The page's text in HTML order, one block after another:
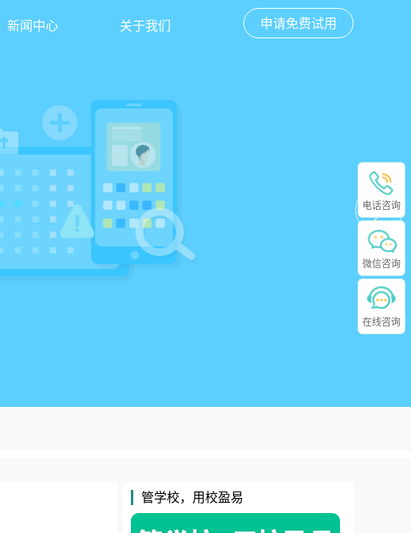
新闻中心 关于我们 申请免费试用
管学校，用校盈易
电话咨询
微信咨询
在线咨询